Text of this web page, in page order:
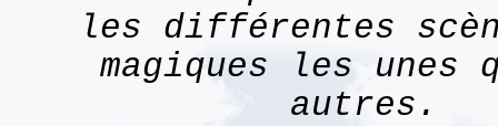
les différentes
magiques les unes
autres.